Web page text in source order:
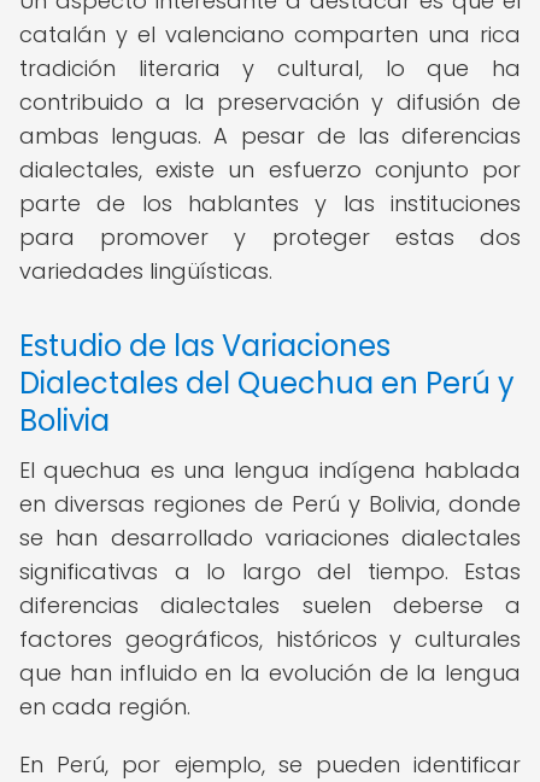
catalán y el valenciano comparten una rica
tradición literaria y cultural, lo que ha
contribuido a la preservación y difusión de
ambas lenguas. A pesar de las diferencias
dialectales, existe un esfuerzo conjunto por
parte de los hablantes y las instituciones
para promover y proteger estas dos
variedades lingüísticas.
Estudio de las Variaciones
Dialectales del Quechua en Perú y
Bolivia
El quechua es una lengua indígena hablada
en diversas regiones de Perú y Bolivia, donde
se han desarrollado variaciones dialectales
significativas a lo largo del tiempo. Estas
diferencias dialectales suelen deberse a
factores geográficos, históricos y culturales
que han influido en la evolución de la lengua
en cada región.
En Perú, por ejemplo, se pueden identificar